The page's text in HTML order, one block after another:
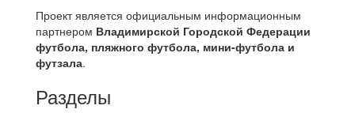
Проект является официальным информационным
партнером Владимирской Городской Федерации
футбола, пляжного футбола, мини-футбола и
футзала.
Разделы